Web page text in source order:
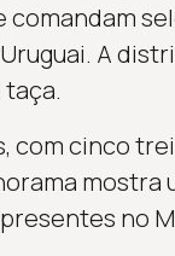
A
com cinco
no